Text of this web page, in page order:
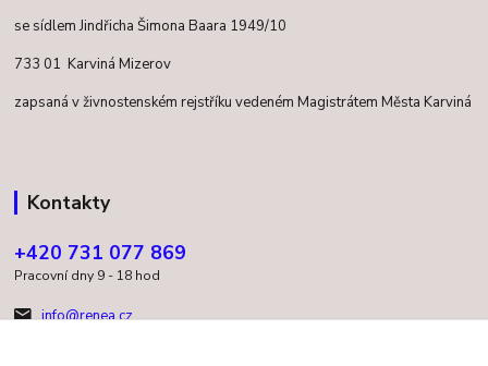
se sídlem Jindřicha Šimona Baara 1949/10
733 01 Karviná Mizerov
zapsaná v živnostenském rejstříku vedeném Magistrátem Města Karviná
Kontakty
+420 731 077 869
Pracovní dny 9 - 18 hod
info@renea.cz